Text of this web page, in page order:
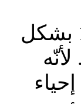
شهر جوان 1965 بشكل